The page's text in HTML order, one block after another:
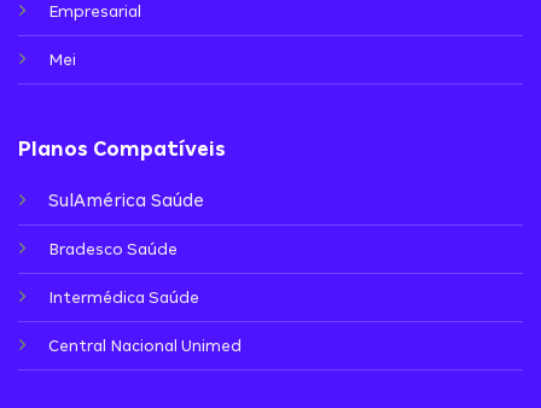
Empresarial
Mei
Planos Compatíveis
SulAmérica Saúde
Bradesco Saúde
Intermédica Saúde
Central Nacional Unimed